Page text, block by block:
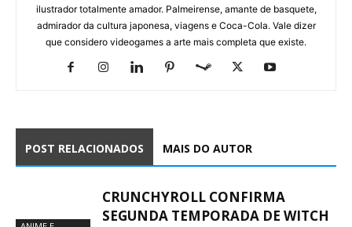
ilustrador totalmente amador. Palmeirense, amante de basquete,
admirador da cultura japonesa, viagens e Coca-Cola. Vale dizer
que considero videogames a arte mais completa que existe.
POST RELACIONADOS MAIS DO AUTOR
CRUNCHYROLL CONFIRMA
SEGUNDA TEMPORADA DE WITCH